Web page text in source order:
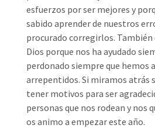
esfuerzos por ser mejores y
sabido aprender de nuestros
procurado corregirlos. También
Dios porque nos ha ayudado
perdonado siempre que hemos
arrepentidos. Si miramos atrás
tener motivos para ser
personas que nos rodean y nos
os animo a empezar este año.